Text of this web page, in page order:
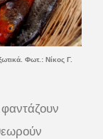
Φωτ.: Νίκος Γ.